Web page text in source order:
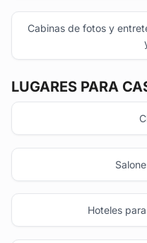
Cabinas de fotos y
LUGARES PARA
Hoteles